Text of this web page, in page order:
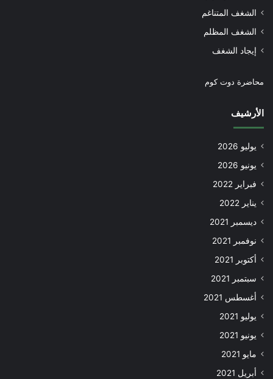
الشغف المتناغم
الشغف المظلم
إيجاد الشغف
محاضرة دوت كوم
الأرشيف
يوليو 2026
يونيو 2026
فبراير 2022
يناير 2022
ديسمبر 2021
نوفمبر 2021
أكتوبر 2021
سبتمبر 2021
أغسطس 2021
يوليو 2021
يونيو 2021
مايو 2021
أبريل 2021